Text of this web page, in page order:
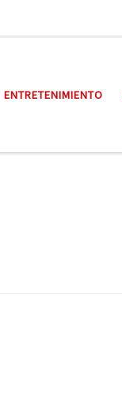
ENTRETENIMIENTO